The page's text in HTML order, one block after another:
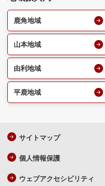
鹿角地域
山本地域
由利地域
平鹿地域
サイトマップ
個人情報保護
ウェブアクセシビリティ